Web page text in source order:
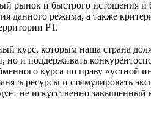
рынок и быстрого истощения
режима, а также
РТ.
которым наша страна
и поддерживать
курса по праву
ресурсы и стимулировать
не искусственно